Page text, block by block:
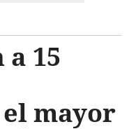
a 15
mayor